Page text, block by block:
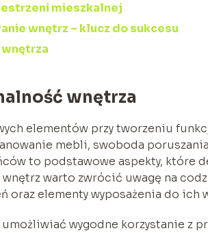
mieszkalnej
wnętrz – klucz do sukcesu
wnętrza
elementów przy tworzeniu
mebli, swoboda
to podstawowe aspekty, które
warto zwrócić uwagę na
oraz elementy wyposażenia do ich
wygodne korzystanie z